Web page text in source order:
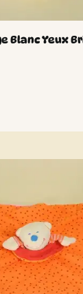
Blanc Yeux